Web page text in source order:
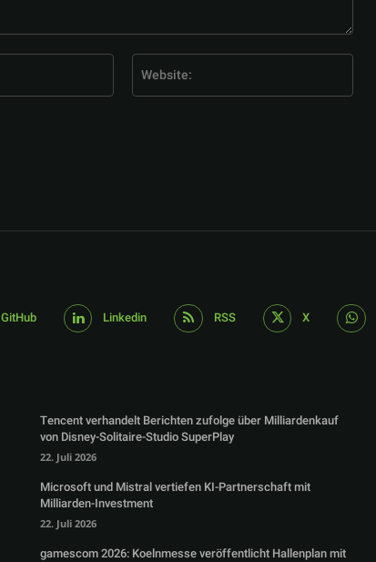
Mail:*
GitHub Linkedin RSS X
Tencent verhandelt Berichten zufolge über Milliardenkauf
von Disney-Solitaire-Studio SuperPlay
22. Juli 2026
Microsoft und Mistral vertiefen KI-Partnerschaft mit
Milliarden-Investment
22. Juli 2026
gamescom 2026: Koelnmesse veröffentlicht Hallenplan mit